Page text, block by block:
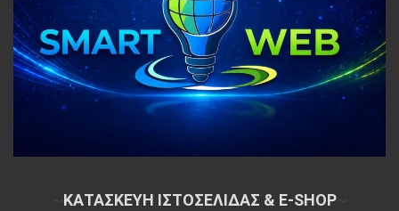
ΚΑΤΑΣΚΕΥΗ ΙΣΤΟΣΕΛΙΔΑΣ & E-SHOP~